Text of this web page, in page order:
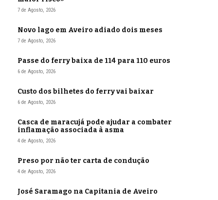
7 de Agosto, 2026
Novo lago em Aveiro adiado dois meses
7 de Agosto, 2026
Passe do ferry baixa de 114 para 110 euros
6 de Agosto, 2026
Custo dos bilhetes do ferry vai baixar
6 de Agosto, 2026
Casca de maracujá pode ajudar a combater
inflamação associada à asma
4 de Agosto, 2026
Preso por não ter carta de condução
4 de Agosto, 2026
José Saramago na Capitania de Aveiro